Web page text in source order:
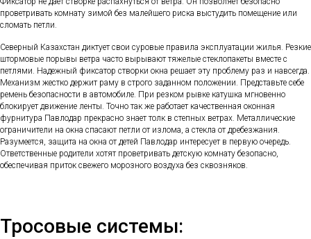
проветривать комнату зимой без малейшего риска выстудить помещение или
сломать петли.
Северный Казахстан диктует свои суровые правила эксплуатации жилья. Резкие
штормовые порывы ветра часто вырывают тяжелые стеклопакеты вместе с
петлями. Надежный фиксатор створки окна решает эту проблему раз и навсегда.
Механизм жестко держит раму в строго заданном положении. Представьте себе
ремень безопасности в автомобиле. При резком рывке катушка мгновенно
блокирует движение ленты. Точно так же работает качественная оконная
фурнитура Павлодар прекрасно знает толк в степных ветрах. Металлические
ограничители на окна спасают петли от излома, а стекла от дребезжания.
Разумеется, защита на окна от детей Павлодар интересует в первую очередь.
Ответственные родители хотят проветривать детскую комнату безопасно,
обеспечивая приток свежего морозного воздуха без сквозняков.
Тросовые системы: